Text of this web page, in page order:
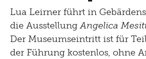
Lua Leirner führt in
die AusstellungAngelica
Der Museumseintritt ist für
der Führung kostenlos, ohne